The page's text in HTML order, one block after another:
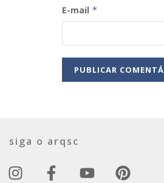
E-mail *
siga o arqsc